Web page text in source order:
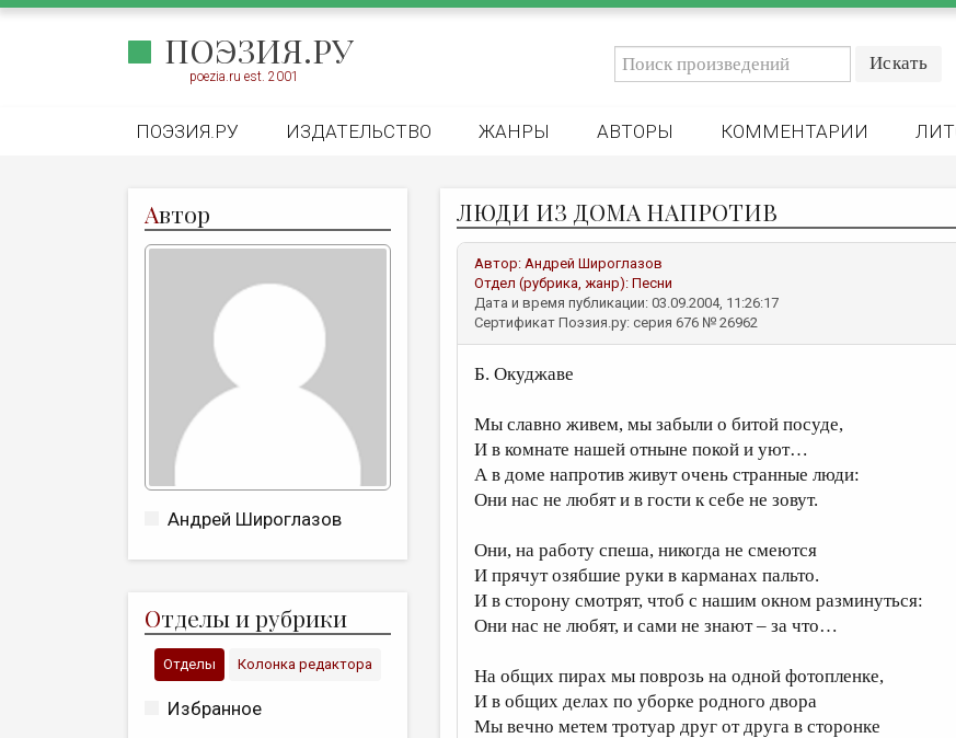
ПОЭЗИЯ.РУ
poezia.ru est. 2001
ПОЭЗИЯ.РУ ИЗДАТЕЛЬСТВО ЖАНРЫ АВТОРЫ КОММЕНТАРИИ
Автор
Андрей Широглазов
Отделы и рубрики
Отделы Колонка редактора
Избранное
ЛЮДИ ИЗ ДОМА НАПРОТИВ
Автор: Андрей Широглазов
Отдел (рубрика, жанр): Песни
Дата и время публикации: 03.09.2004, 11:26:17
Сертификат Поэзия.ру: серия 676 № 26962
Б. Окуджаве
Мы славно живем, мы забыли о битой посуде,
И в комнате нашей отныне покой и уют…
А в доме напротив живут очень странные люди:
Они нас не любят и в гости к себе не зовут.
Они, на работу спеша, никогда не смеются
И прячут озябшие руки в карманах пальто.
И в сторону смотрят, чтоб с нашим окном разминуться:
Они нас не любят, и сами не знают – за что…
На общих пирах мы поврозь на одной фотопленке,
И в общих делах по уборке родного двора
Мы вечно метем тротуар друг от друга в сторонке